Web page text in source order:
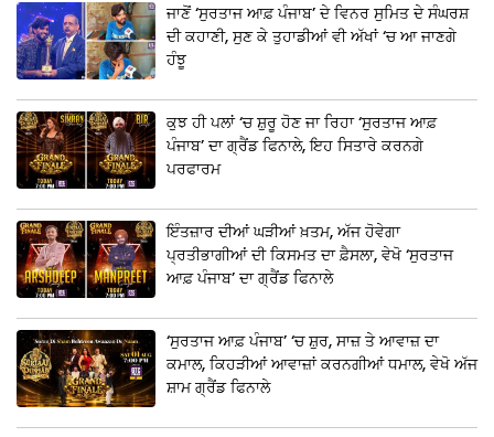
ਜਾਣੋਂ ‘ਸੁਰਤਾਜ ਆਫ਼ ਪੰਜਾਬ’ ਦੇ ਵਿਨਰ ਸੁਮਿਤ ਦੇ ਸੰਘਰਸ਼
ਦੀ ਕਹਾਣੀ, ਸੁਣ ਕੇ ਤੁਹਾਡੀਆਂ ਵੀ ਅੱਖਾਂ ‘ਚ ਆ ਜਾਣਗੇ
ਹੰਝੂ
ਕੁਝ ਹੀ ਪਲਾਂ ‘ਚ ਸ਼ੁਰੂ ਹੋਣ ਜਾ ਰਿਹਾ ‘ਸੁਰਤਾਜ ਆਫ਼
ਪੰਜਾਬ’ ਦਾ ਗ੍ਰੈਂਡ ਫਿਨਾਲੇ, ਇਹ ਸਿਤਾਰੇ ਕਰਨਗੇ
ਪਰਫਾਰਮ
ਇੰਤਜ਼ਾਰ ਦੀਆਂ ਘੜੀਆਂ ਖ਼ਤਮ, ਅੱਜ ਹੋਵੇਗਾ
ਪ੍ਰਤੀਭਾਗੀਆਂ ਦੀ ਕਿਸਮਤ ਦਾ ਫ਼ੈਸਲਾ, ਵੇਖੋ ‘ਸੁਰਤਾਜ
ਆਫ਼ ਪੰਜਾਬ’ ਦਾ ਗ੍ਰੈਂਡ ਫਿਨਾਲੇ
‘ਸੁਰਤਾਜ ਆਫ਼ ਪੰਜਾਬ’ ‘ਚ ਸ਼ੁਰ, ਸਾਜ਼ ਤੇ ਆਵਾਜ਼ ਦਾ
ਕਮਾਲ, ਕਿਹੜੀਆਂ ਆਵਾਜ਼ਾਂ ਕਰਨਗੀਆਂ ਧਮਾਲ, ਵੇਖੋ ਅੱਜ
ਸ਼ਾਮ ਗ੍ਰੈਂਡ ਫਿਨਾਲੇ